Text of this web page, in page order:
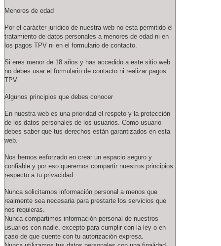
Menores de edad
Por el carácter jurídico de nuestra web no esta permitido el
tratamiento de datos personales a menores de edad ni en
los pagos TPV ni en el formulario de contacto.
Si eres menor de 18 años y has accedido a este sitio web
no debes usar el formulario de contacto ni realizar pagos
TPV.
Algunos principios que debes conocer
En nuestra web es una prioridad el respeto y la protección
de los datos personales de los usuarios. Como usuario
debes saber que tus derechos están garantizados en esta
web.
Nos hemos esforzado en crear un espacio seguro y
confiable y por eso queremos compartir nuestros principios
respecto a tu privacidad:
Nunca solicitamos información personal a menos que
realmente sea necesaria para prestarte los servicios que
nos requieras.
Nunca compartimos información personal de nuestros
usuarios con nadie, excepto para cumplir con la ley o en
caso de que cuente con tu autorización expresa.